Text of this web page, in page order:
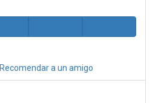
Recomendar a un amigo